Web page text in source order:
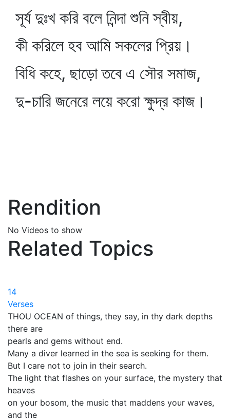
সূর্য দুঃখ করি বলে নিন্দা শুনি স্বীয়,
কী করিলে হব আমি সকলের প্রিয়।
বিধি কহে, ছাড়ো তবে এ সৌর সমাজ,
দু-চারি জনেরে লয়ে করো ক্ষুদ্র কাজ।
Rendition
No Videos to show
Related Topics
14
Verses
THOU OCEAN of things, they say, in thy dark depths
there are
pearls and gems without end.
Many a diver learned in the sea is seeking for them.
But I care not to join in their search.
The light that flashes on your surface, the mystery that
heaves
on your bosom, the music that maddens your waves,
and the